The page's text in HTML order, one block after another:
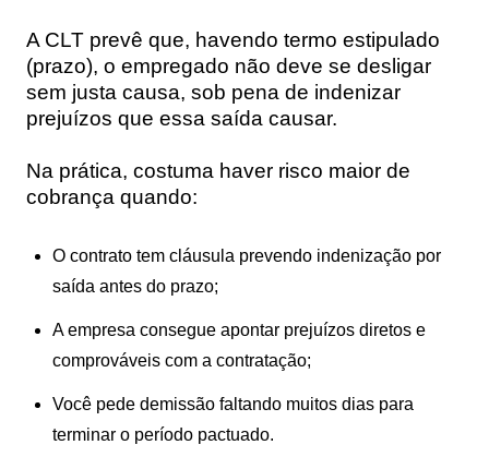
A CLT prevê que, havendo termo estipulado
(prazo), o empregado não deve se desligar
sem justa causa, sob pena de indenizar
prejuízos que essa saída causar.
Na prática, costuma haver risco maior de
cobrança quando:
O contrato tem cláusula prevendo indenização por
saída antes do prazo;
A empresa consegue apontar prejuízos diretos e
comprováveis com a contratação;
Você pede demissão faltando muitos dias para
terminar o período pactuado.